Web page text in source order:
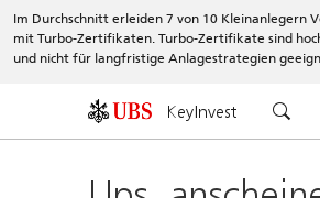
Im Durchschnitt erleiden 7 von 10 Kleinanlegern
mit Turbo-Zertifikaten. Turbo-Zertifikate sind
und nicht für langfristige Anlagestrategien
KeyInvest